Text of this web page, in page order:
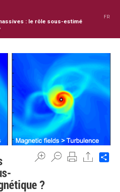
: le rôle sous-estimé
FR
?